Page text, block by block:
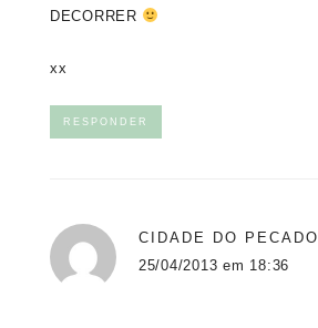
DECORRER
xx
RESPONDER
CIDADE DO PECADO
25/04/2013 em 18:36